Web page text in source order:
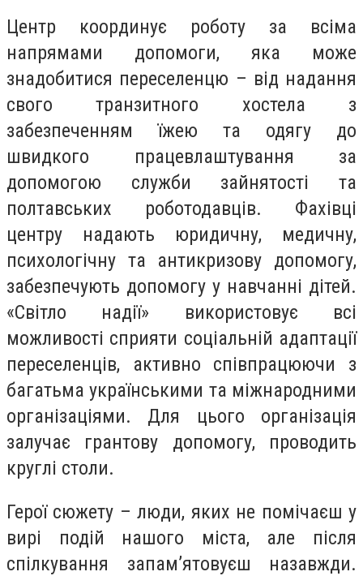
Центр координує роботу за всіма
напрямами допомоги, яка може
знадобитися переселенцю – від надання
свого транзитного хостела з
забезпеченням їжею та одягу до
швидкого працевлаштування за
допомогою служби зайнятості та
полтавських роботодавців. Фахівці
центру надають юридичну, медичну,
психологічну та антикризову допомогу,
забезпечують допомогу у навчанні дітей.
«Світло надії» використовує всі
можливості сприяти соціальній адаптації
переселенців, активно співпрацюючи з
багатьма українськими та міжнародними
організаціями. Для цього організація
залучає грантову допомогу, проводить
круглі столи.
Герої сюжету – люди, яких не помічаєш у
вирі подій нашого міста, але після
спілкування запам’ятовуєш назавжди.